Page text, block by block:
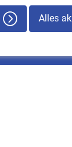
Alles